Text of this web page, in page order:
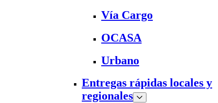
Vía Cargo
OCASA
Urbano
Entregas rápidas locales y
regionales